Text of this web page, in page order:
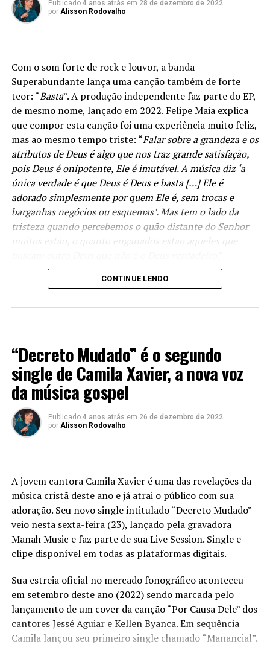
Publicado 4 anos atrás em 28 de dezembro de 2022
por Alisson Rodovalho
Com o som forte de rock e louvor, a banda
Superabundante lança uma canção também de forte
teor: “Basta”. A produção independente faz parte do EP,
de mesmo nome, lançado em 2022. Felipe Maia explica
que compor esta canção foi uma experiência muito feliz,
mas ao mesmo tempo triste: “Falar sobre a grandeza e os
atributos de Deus é algo que nos traz grande satisfação,
pois Deus é onipotente, Ele é imutável. A música diz ‘a
única verdade é que Deus é Deus e basta […] Ele é
adorado simplesmente por quem Ele é, sem trocas e
barganhas negócios ou esquemas’. Mas tem o lado da
tristeza quando percebemos o quão distante do Senhor
muitos estão, o quanto enganados estão aqueles que
A mensagem central da canção é a suficiência de Deus.
é a personalidade de Deus: Ele é onipotente, onipresente
mesmo. E nós nos relacionamos com quem Ele é e não
como gostaríamos que Ele fosse. O Senhor é tudo, Jesus
está vivo… e nós devemos nos agarrar a estas verdades
como um náufrago à sua tábua de salvação. Somente Ele
pode nos salvar.”
Com apenas um dia de ensaio e pré-produção, a
foram gravadas em Belo Horizonte (MG), com tomadas
no Viaduto da Floresta, um dos pontos turísticos da
capital mineira. A direção geral é da Banda
Superabundante. Voz e guitarra: Felipe Maia. Guitarra:
Mateus Marçal. Baixo: Rafael Maia. Bateria: Bim
Carvalho. Mix e master: Lucas Brito. Vídeo: Matheus
A banda Superabundante é de Belo Horizonte, Minas
Gerais, e foi criada em novembro de 2019. Amigos que se
uniram para mostrarem ao público um som original, que
apresenta Deus e fala de fé e esperança. Com um jeito
CONTINUE LENDO
“Decreto Mudado” é o segundo
single de Camila Xavier, a nova voz
da música gospel
Publicado 4 anos atrás em 26 de dezembro de 2022
por Alisson Rodovalho
A jovem cantora Camila Xavier é uma das revelações da
música cristã deste ano e já atrai o público com sua
adoração. Seu novo single intitulado “Decreto Mudado”
veio nesta sexta-feira (23), lançado pela gravadora
Manah Music e faz parte de sua Live Session. Single e
clipe disponível em todas as plataformas digitais.
Sua estreia oficial no mercado fonográfico aconteceu
em setembro deste ano (2022) sendo marcada pelo
lançamento de um cover da canção “Por Causa Dele” dos
cantores Jessé Aguiar e Kellen Byanca. Em sequência
Camila lançou seu primeiro single chamado “Manancial”.